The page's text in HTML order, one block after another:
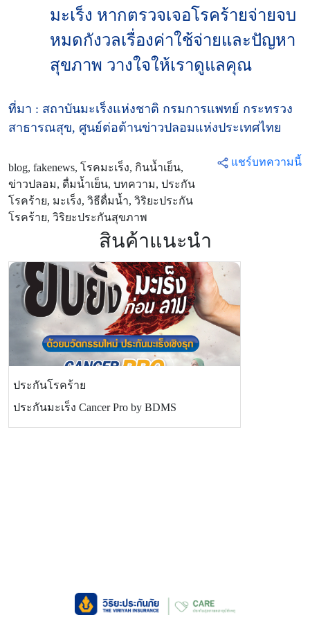
มะเร็ง หากตรวจเจอโรคร้ายจ่ายจบ
หมดกังวลเรื่องค่าใช้จ่ายและปัญหา
สุขภาพ วางใจให้เราดูแลคุณ
ที่มา : สถาบันมะเร็งแห่งชาติ กรมการแพทย์ กระทรวง
สาธารณสุข, ศูนย์ต่อต้านข่าวปลอมแห่งประเทศไทย
blog, fakenews, โรคมะเร็ง, กินน้ำเย็น,
ข่าวปลอม, ดื่มน้ำเย็น, บทความ, ประกัน
โรคร้าย, มะเร็ง, วิธีดื่มน้ำ, วิริยะประกัน
โรคร้าย, วิริยะประกันสุขภาพ
แชร์บทความนี้
สินค้าแนะนำ
ประกันโรคร้าย
ประกันมะเร็ง Cancer Pro by BDMS